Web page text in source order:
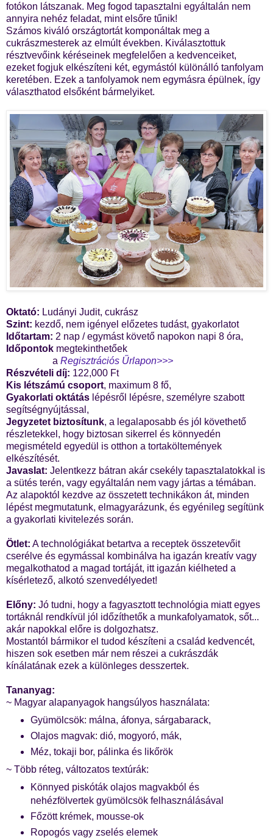
fotókon látszanak. Meg fogod tapasztalni egyáltalán nem
annyira nehéz feladat, mint elsőre tűnik!
Számos kiváló országtortát komponáltak meg a
cukrászmesterek az elmúlt években. Kiválasztottuk
résztvevőink kéréseinek megfelelően a kedvenceiket,
ezeket fogjuk elkészíteni két, egymástól különálló tanfolyam
keretében. Ezek a tanfolyamok nem egymásra épülnek, így
választhatod elsőként bármelyiket.
Oktató: Ludányi Judit, cukrász
Szint: kezdő, nem igényel előzetes tudást, gyakorlatot
Időtartam: 2 nap / egymást követő napokon napi 8 óra,
Időpontok megtekinthetőek
a Regisztrációs Űrlapon>>>
Részvételi díj: 122,000 Ft
Kis létszámú csoport, maximum 8 fő,
Gyakorlati oktátás lépésről lépésre, személyre szabott
segítségnyújtással,
Jegyzetet biztosítunk, a legalaposabb és jól követhető
részletekkel, hogy biztosan sikerrel és könnyedén
megismételd egyedül is otthon a tortaköltemények
elkészítését.
Javaslat: Jelentkezz bátran akár csekély tapasztalatokkal is
a sütés terén, vagy egyáltalán nem vagy jártas a témában.
Az alapoktól kezdve az összetett technikákon át, minden
lépést megmutatunk, elmagyarázunk, és egyénileg segítünk
a gyakorlati kivitelezés során.
Ötlet: A technológiákat betartva a receptek összetevőit
cserélve és egymással kombinálva ha igazán kreatív vagy
megalkothatod a magad tortáját, itt igazán kiélheted a
kísérletező, alkotó szenvedélyedet!
Előny: Jó tudni, hogy a fagyasztott technológia miatt egyes
tortáknál rendkívül jól időzíthetők a munkafolyamatok, sőt...
akár napokkal előre is dolgozhatsz.
Mostantól bármikor el tudod készíteni a család kedvencét,
hiszen sok esetben már nem részei a cukrászdák
kínálatának ezek a különleges desszertek.
Tananyag:
~ Magyar alapanyagok hangsúlyos használata:
Gyümölcsök: málna, áfonya, sárgabarack,
Olajos magvak: dió, mogyoró, mák,
Méz, tokaji bor, pálinka és likőrök
~ Több réteg, változatos textúrák:
Könnyed piskóták olajos magvakból és
nehézfölvertek gyümölcsök felhasználásával
Főzött krémek, mousse-ok
Ropogós vagy zselés elemek